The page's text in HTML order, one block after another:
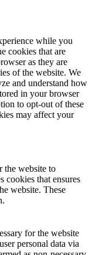
while you
cookies that are
as they are
of the website. We
and understand how
in your browser
to opt-out of these
may affect your
the website to
cookies that ensures
website. These
for the website
personal data via